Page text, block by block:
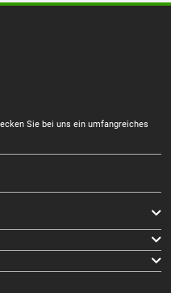
Sie bei uns ein umfangreiches